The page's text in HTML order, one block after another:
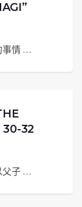
事情 …
30-32
父子 …